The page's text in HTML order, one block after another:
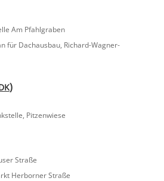
Am Pfahlgraben
für Dachausbau, Richard-Wagner-
)
Pitzenwiese
Straße
Herborner Straße